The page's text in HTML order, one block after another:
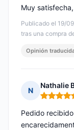
Publicado el 19/
tras una compra
Muy
Opinión
N
Nathalie
Nota: 5
Pedido